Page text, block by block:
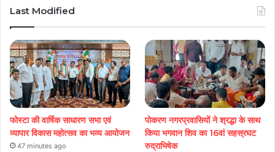
Last Modified
फोस्टा की वार्षिक साधारण सभा एवं
व्यापार विकास महोत्सव का भव्य आयोजन
47 minutes ago
पोकरण नगरप्रवासियों ने श्रद्धा के साथ
किया भगवान शिव का 16वां सहस्रघट
रुद्राभिषेक